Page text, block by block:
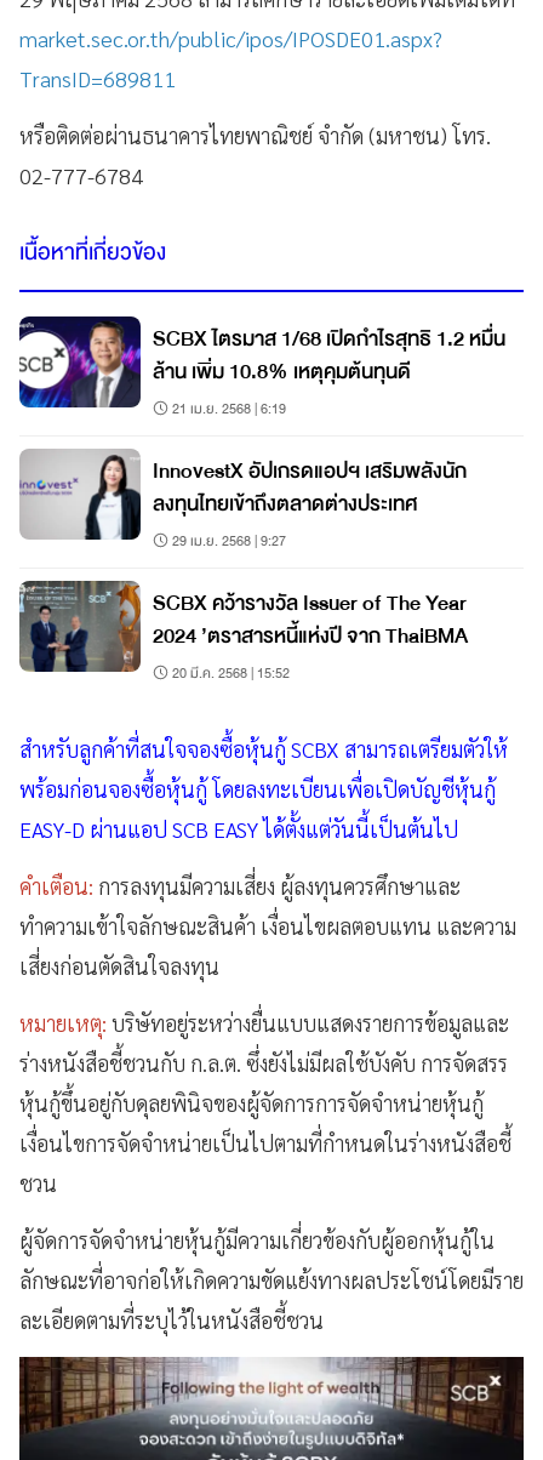
market.sec.or.th/public/ipos/IPOSDE01.aspx?
TransID=689811
หรือติดต่อผ่านธนาคารไทยพาณิชย์ จำกัด (มหาชน) โทร.
02-777-6784
เนื้อหาที่เกี่ยวข้อง
SCBX ไตรมาส 1/68 เปิดกำไรสุทธิ 1.2 หมื่น
ล้าน เพิ่ม 10.8% เหตุคุมต้นทุนดี
21 เม.ย. 2568 | 6:19
InnovestX อัปเกรดแอปฯ เสริมพลังนัก
ลงทุนไทยเข้าถึงตลาดต่างประเทศ
29 เม.ย. 2568 | 9:27
SCBX คว้ารางวัล Issuer of The Year
2024 ’ตราสารหนี้แห่งปี จาก ThaiBMA
20 มี.ค. 2568 | 15:52
สำหรับลูกค้าที่สนใจจองซื้อหุ้นกู้ SCBX สามารถเตรียมตัวให้
พร้อมก่อนจองซื้อหุ้นกู้ โดยลงทะเบียนเพื่อเปิดบัญชีหุ้นกู้
EASY-D ผ่านแอป SCB EASY ได้ตั้งแต่วันนี้เป็นต้นไป
คำเตือน: การลงทุนมีความเสี่ยง ผู้ลงทุนควรศึกษาและ
ทำความเข้าใจลักษณะสินค้า เงื่อนไขผลตอบแทน และความ
เสี่ยงก่อนตัดสินใจลงทุน
หมายเหตุ: บริษัทอยู่ระหว่างยื่นแบบแสดงรายการข้อมูลและ
ร่างหนังสือชี้ชวนกับ ก.ล.ต. ซึ่งยังไม่มีผลใช้บังคับ การจัดสรร
หุ้นกู้ขึ้นอยู่กับดุลยพินิจของผู้จัดการการจัดจำหน่ายหุ้นกู้
เงื่อนไขการจัดจำหน่ายเป็นไปตามที่กำหนดในร่างหนังสือชี้
ชวน
ผู้จัดการจัดจำหน่ายหุ้นกู้มีความเกี่ยวข้องกับผู้ออกหุ้นกู้ใน
ลักษณะที่อาจก่อให้เกิดความขัดแย้งทางผลประโชน์โดยมีราย
ละเอียดตามที่ระบุไว้ในหนังสือชี้ชวน